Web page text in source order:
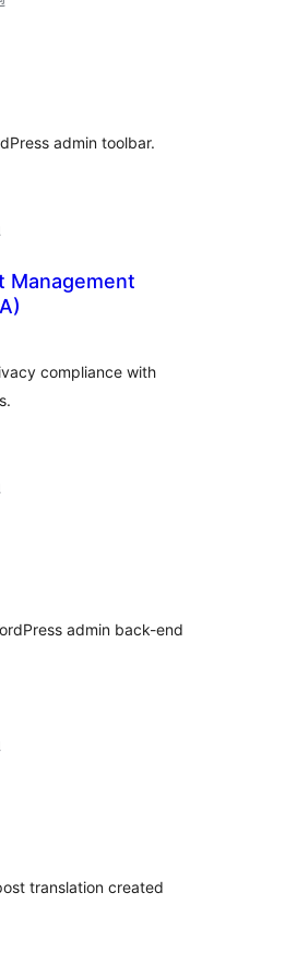
admin toolbar.
Management
compliance with
admin back-end
translation created